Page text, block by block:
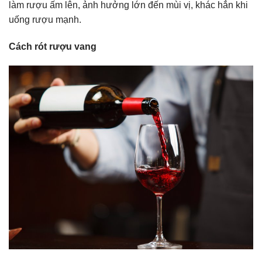
làm rượu ấm lên, ảnh hưởng lớn đến mùi vị, khác hẳn khi
uống rượu mạnh.
Cách rót rượu vang